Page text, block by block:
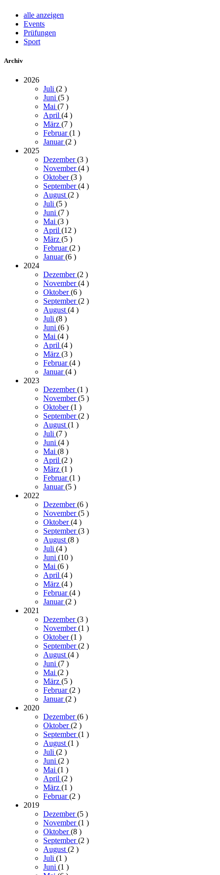
alle anzeigen
Events
Prüfungen
Sport
Archiv
2026
Juli (2 )
Juni (5 )
Mai (7 )
April (4 )
März (7 )
Februar(1 )
Januar(2 )
2025
Dezember(3 )
November(4 )
Oktober(3 )
September(4 )
August (2 )
Juli (5 )
Juni (7 )
Mai (3 )
April (12 )
März (5 )
Februar(2 )
Januar(6 )
2024
Dezember(2 )
November(4 )
Oktober(6 )
September(2 )
August (4 )
Juli (8 )
Juni (6 )
Mai (4 )
April (4 )
März (3 )
Februar(4 )
Januar(4 )
2023
Dezember(1 )
November(5 )
Oktober(1 )
September(2 )
August (1 )
Juli (7 )
Juni (4 )
Mai (8 )
April (2 )
März (1 )
Februar(1 )
Januar(5 )
2022
Dezember(6 )
November(5 )
Oktober(4 )
September(3 )
August (8 )
Juli (4 )
Juni (10 )
Mai (6 )
April (4 )
März (4 )
Februar(4 )
Januar(2 )
2021
Dezember(3 )
November(1 )
Oktober(1 )
September(2 )
August (4 )
Juni (7 )
Mai (2 )
März (5 )
Februar(2 )
Januar(2 )
2020
Dezember(6 )
Oktober(2 )
September(1 )
August (1 )
Juli (2 )
Juni (2 )
Mai (1 )
April (2 )
März (1 )
Februar(2 )
2019
Dezember(5 )
November(1 )
Oktober(8 )
September(2 )
August (2 )
Juli (1 )
Juni (1 )